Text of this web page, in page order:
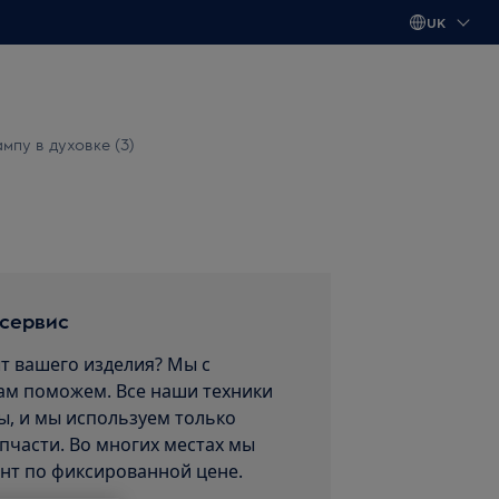
UK
в духовке (3)
вашего изделия? Мы с
поможем. Все наши техники
и мы используем только
Во многих местах мы
по фиксированной цене.